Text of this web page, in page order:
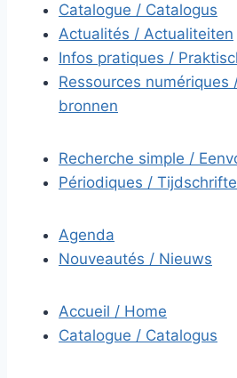
Catalogue / Catalogus
Actualités / Actualiteiten
Infos pratiques /
Ressources numériques
bronnen
Recherche simple /
Périodiques /
Agenda
Nouveautés / Nieuws
Accueil / Home
Catalogue / Catalogus